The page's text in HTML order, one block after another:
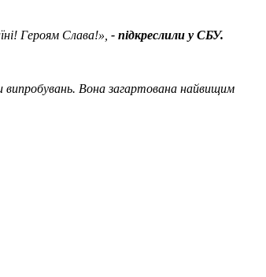
Героям Слава!», - підкреслили у СБУ.
випробувань. Вона загартована найвищим